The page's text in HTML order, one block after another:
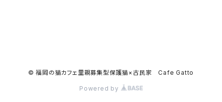
© 福岡の猫カフェ里親募集型保護猫×古民家 Cafe Gatto
Powered by